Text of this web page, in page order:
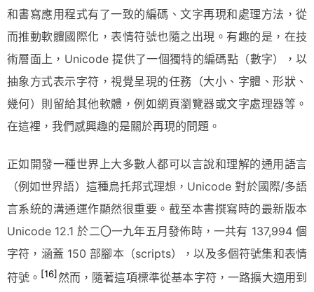
和書寫應用程式有了一致的編碼、文字再現和處理方法，從
而推動軟體國際化，表情符號也隨之出現。有趣的是，在技
術層面上，Unicode 提供了一個獨特的編碼點（數字），以
抽象方式表示字符，視覺呈現的任務（大小、字體、形狀、
幾何）則留給其他軟體，例如網頁瀏覽器或文字處理器等。
在這裡，我們感興趣的是關於再現的問題。
正如開發一種世界上大多數人都可以言說和理解的通用語言
（例如世界語）這種烏托邦式理想，Unicode 對於國際/多語
言系統的溝通運作顯然很重要。截至本書撰寫時的最新版本
Unicode 12.1 於二〇一九年五月發佈時，一共有 137,994 個
字符，涵蓋 150 部腳本（scripts），以及多個符號集和表情
符號。 [16] 然而，隨著這項標準從基本字符，一路擴大適用到